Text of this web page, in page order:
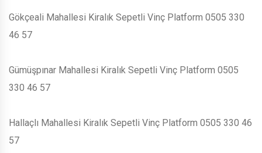
Gökçeali Mahallesi Kiralık Sepetli Vinç Platform 0505 330
46 57
Gümüşpınar Mahallesi Kiralık Sepetli Vinç Platform 0505
330 46 57
Hallaçlı Mahallesi Kiralık Sepetli Vinç Platform 0505 330 46
57